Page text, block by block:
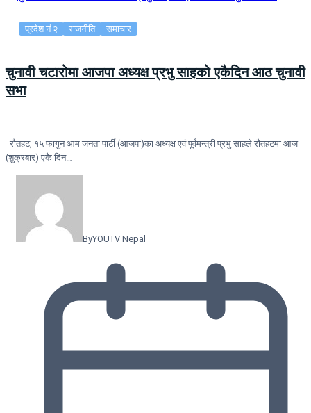
प्रदेश नं २ राजनीति समाचार
चुनावी चटारोमा आजपा अध्यक्ष प्रभु साहको एकैदिन आठ चुनावी
सभा
रौतहट, १५ फागुन आम जनता पार्टी (आजपा)का अध्यक्ष एवं पूर्वमन्त्री प्रभु साहले रौतहटमा आज
(शुक्रबार) एकै दिन…
ByYOUTV Nepal